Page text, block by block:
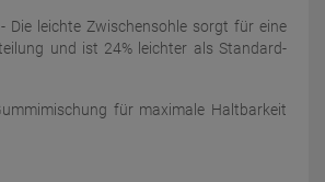
- Die leichte Zwischensohle sorgt für eine
und ist 24% leichter als Standard-
für maximale Haltbarkeit